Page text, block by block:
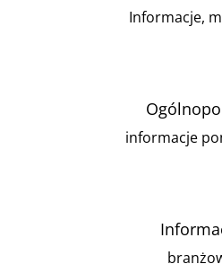
Informacje,
informacje